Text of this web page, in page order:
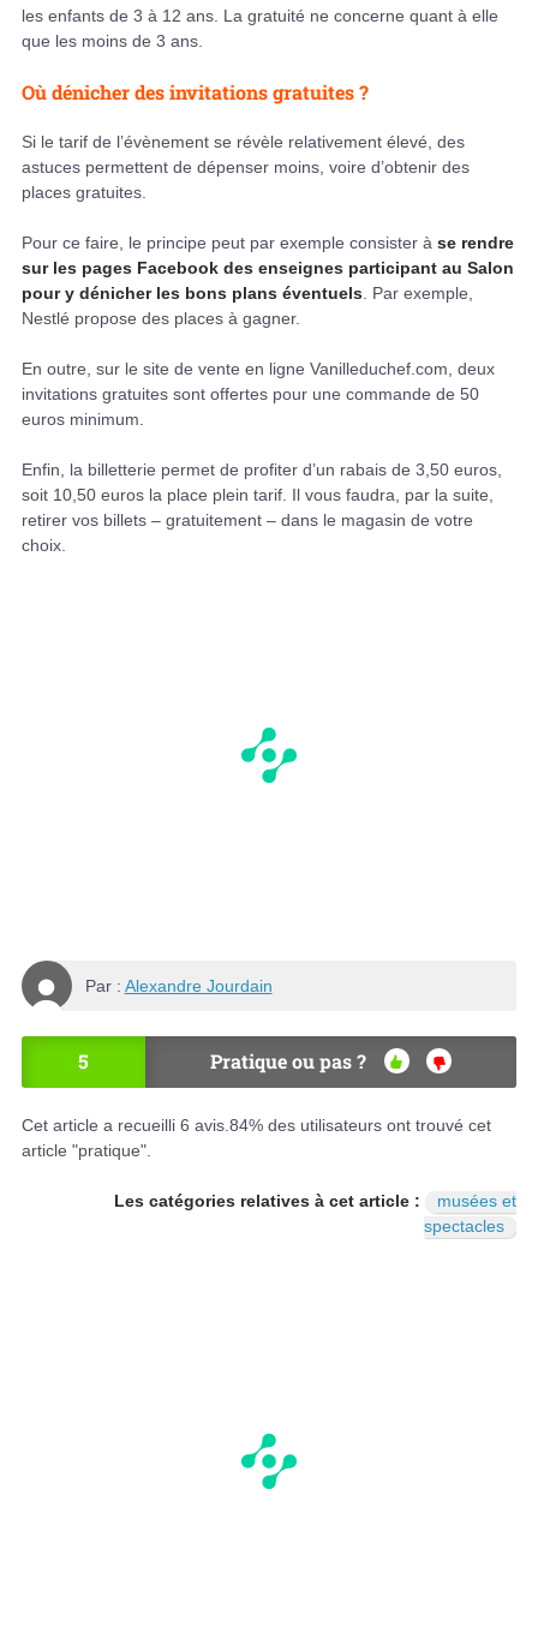
les enfants de 3 à 12 ans. La gratuité ne concerne quant à elle
que les moins de 3 ans.
Où dénicher des invitations gratuites ?
Si le tarif de l’évènement se révèle relativement élevé, des
astuces permettent de dépenser moins, voire d’obtenir des
places gratuites.
Pour ce faire, le principe peut par exemple consister à se rendre
sur les pages Facebook des enseignes participant au Salon
pour y dénicher les bons plans éventuels. Par exemple,
Nestlé propose des places à gagner.
En outre, sur le site de vente en ligne Vanilleduchef.com, deux
invitations gratuites sont offertes pour une commande de 50
euros minimum.
Enfin, la billetterie permet de profiter d’un rabais de 3,50 euros,
soit 10,50 euros la place plein tarif. Il vous faudra, par la suite,
retirer vos billets – gratuitement – dans le magasin de votre
choix.
Par : Alexandre Jourdain
5 Pratique ou pas ?
OU
NO
N
Cet article a recueilli 6 avis.84% des utilisateurs ont trouvé cet
article "pratique".
Les catégories relatives à cet article :
musées et
spectacles